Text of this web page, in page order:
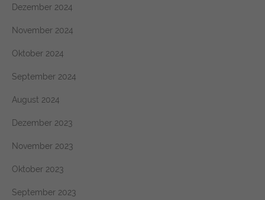
Dezember 2024
November 2024
Oktober 2024
September 2024
August 2024
Dezember 2023
November 2023
Oktober 2023
September 2023